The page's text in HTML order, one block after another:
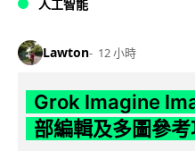
人工智能
Lawton 12 小時
Grok Imagine
部編輯及多圖參